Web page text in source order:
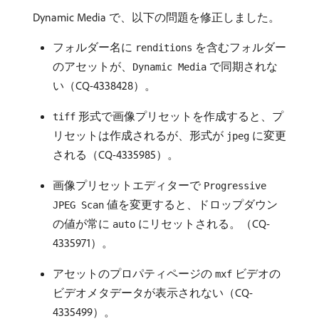
Dynamic Media で、以下の問題を修正しました。
フォルダー名に renditions を含むフォルダー
のアセットが、
Dynamic Media で同期されな
い（CQ-4338428）。
tiff 形式で画像プリセットを作成すると、プ
リセットは作成されるが、形式が jpeg に変更
される（CQ-4335985）。
画像プリセットエディターで Progressive
JPEG Scan 値を変更すると、ドロップダウン
の値が常に auto にリセットされる。（CQ-
4335971）。
アセットのプロパティページの mxf ビデオの
ビデオメタデータが表示されない（CQ-
4335499）。